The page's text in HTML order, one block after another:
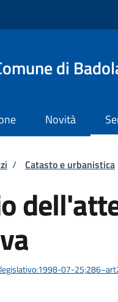
di
Novità
di pane
/ Catasto e urbanistica
07-